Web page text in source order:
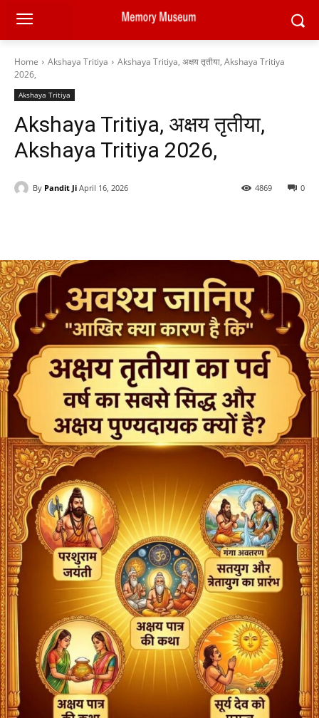
Home Akshaya Tritiya
Akshaya Tritiya, अक्षय तृतीया, Akshaya Tritiya
2026,
Akshaya Tritiya
Akshaya Tritiya, अक्षय तृतीया,
Akshaya Tritiya 2026,
By Pandit Ji April 16, 2026 0
4869